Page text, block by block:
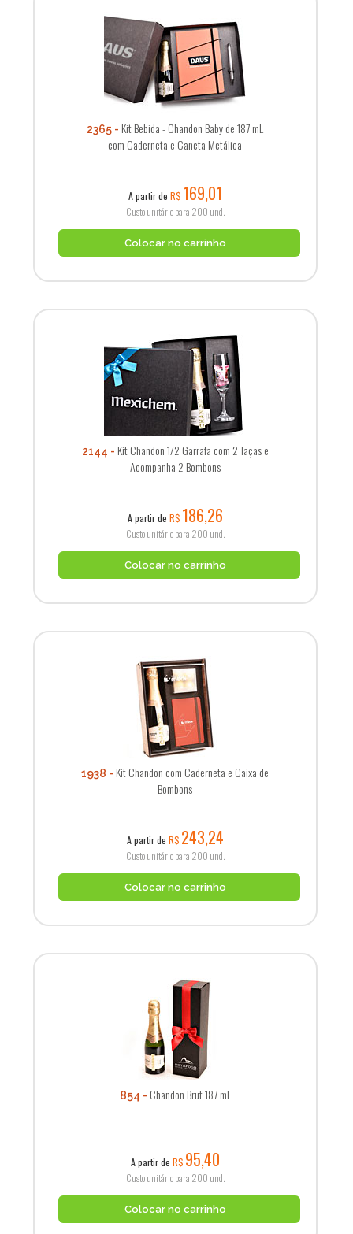
2365
Kit Bebida - Chandon Baby de 187 mL
com Caderneta e Caneta Metálica
A partir de R$ 169,01
Custo unitário para 200 und.
Colocar no carrinho
2144
Kit Chandon 1/2 Garrafa com 2 Taças e
Acompanha 2 Bombons
A partir de R$ 186,26
Custo unitário para 200 und.
Colocar no carrinho
1938
Kit Chandon com Caderneta e Caixa de
Bombons
A partir de R$ 243,24
Custo unitário para 200 und.
Colocar no carrinho
854 Chandon Brut 187 mL
A partir de R$ 95,40
Custo unitário para 200 und.
Colocar no carrinho